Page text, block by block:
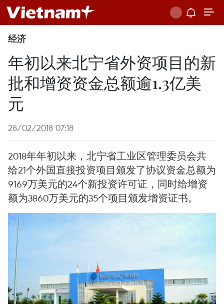
经济
年初以来北宁省外资项目的新
批和增资资金总额逾1.3亿美
元
28/02/2018 07:18
2018年年初以来，北宁省工业区管理委员会共
给21个外国直接投资项目颁发了协议资金总额为
9169万美元的24个新投资许可证，同时给增资
额为3860万美元的35个项目颁发增资证书。